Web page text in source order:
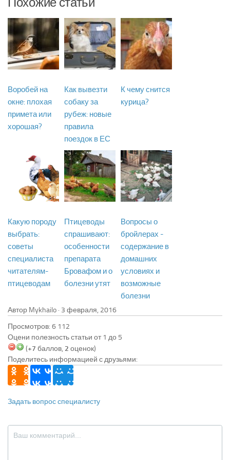
Воробей на
окне: плохая
примета или
хорошая?
Как вывезти
собаку за
рубеж: новые
правила
поездок в ЕС
К чему снится
курица?
Какую породу
выбрать:
советы
специалиста
читателям-
птицеводам
Птицеводы
спрашивают:
особенности
препарата
Бровафом и о
болезни утят
Вопросы о
бройлерах -
содержание в
домашних
условиях и
возможные
болезни
Автор Mykhailo ·
Просмотров: 6 112
Оцени полезность статьи от 1 до 5
(+7 баллов, 2 оценок)
Поделитесь информацией с друзьями:
Задать вопрос специалисту